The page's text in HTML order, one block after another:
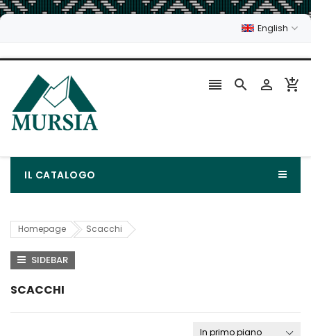
English
   
IL CATALOGO
Homepage Scacchi
SIDEBAR
SCACCHI